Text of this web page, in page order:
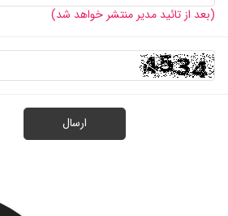
(بعد از تائید مدیر منتشر خواهد شد)
ارسال